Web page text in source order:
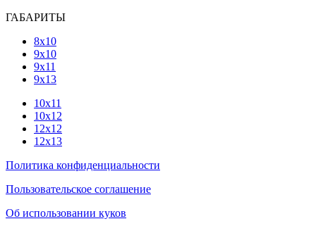
ГАБАРИТЫ
8х10
9х10
9х11
9х13
10х11
10х12
12х12
12х13
Политика конфиденциальности
Пользовательское соглашение
Об использовании куков